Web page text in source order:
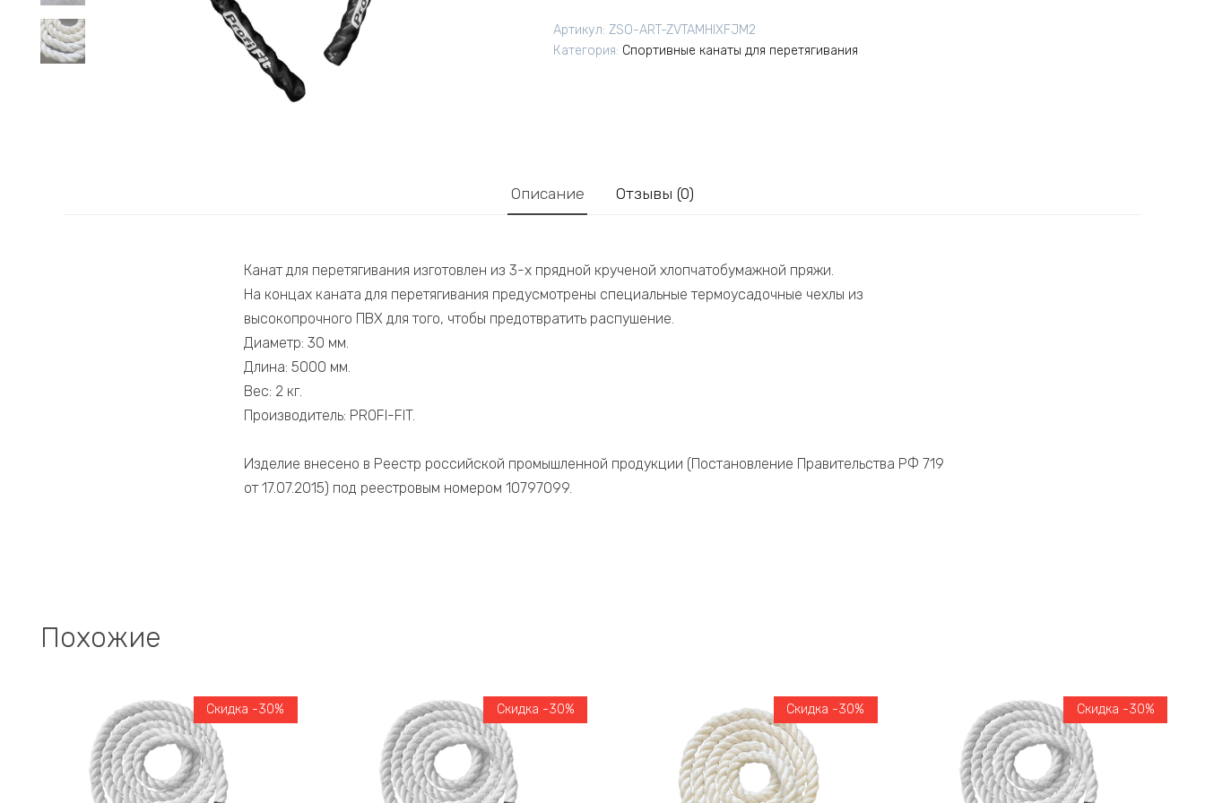
Артикул: ZSO-ART-ZVTAMHIXFJM2
Категория: Спортивные канаты для перетягивания
Описание Отзывы (0)
Канат для перетягивания изготовлен из 3-х прядной крученой хлопчатобумажной пряжи.
На концах каната для перетягивания предусмотрены специальные термоусадочные чехлы из
высокопрочного ПВХ для того, чтобы предотвратить распушение.
Диаметр: 30 мм.
Длина: 5000 мм.
Вес: 2 кг.
Производитель: PROFI-FIT.
Изделие внесено в Реестр российской промышленной продукции (Постановление Правительства РФ 719
от 17.07.2015) под реестровым номером 10797099.
Похожие
Скидка -30% Скидка -30% Скидка -30% Скидка -30%